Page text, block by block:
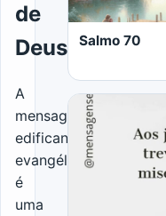
de
Deus
A
mensagem
edificante
evangélica
é
uma
Salmo 70